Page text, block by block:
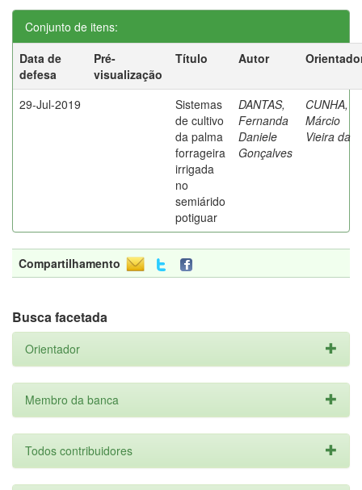
Conjunto de itens:
Data de
defesa
Pré-
visualização
Título Autor
29-Jul-2019
Sistemas
de cultivo
da palma
forrageira
irrigada
no
semiárido
potiguar
DANTAS,
Fernanda
Daniele
Gonçalves
CUNHA,
Márcio
Vieira da
Compartilhamento
Busca facetada
Orientador
Membro da banca
Todos contribuidores